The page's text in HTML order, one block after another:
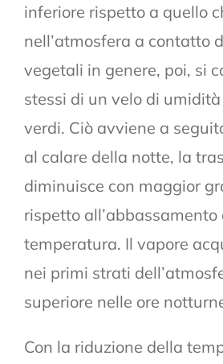
inferiore rispetto a quello
nell’atmosfera a contatto
vegetali in genere, poi, si
stessi di un velo di
verdi. Ciò avviene a
al calare della notte, la
diminuisce con maggior
rispetto all’abbassamento
temperatura. Il vapore
nei primi strati
superiore nelle ore
Con la riduzione della